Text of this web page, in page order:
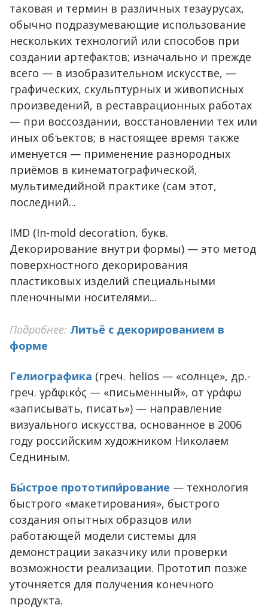
таковая и термин в различных тезаурусах,
обычно подразумевающие использование
нескольких технологий или способов при
создании артефактов; изначально и прежде
всего — в изобразительном искусстве, —
графических, скульптурных и живописных
произведений, в реставрационных работах
— при воссоздании, восстановлении тех или
иных объектов; в настоящее время также
именуется — применение разнородных
приёмов в кинематографической,
мультимедийной практике (сам этот,
последний...
IMD (In-mold decoration, букв.
Декорирование внутри формы) — это метод
поверхностного декорирования
пластиковых изделий специальными
пленочными носителями...
Подробнее: Литьё с декорированием в
форме
Гелиографика (греч. helios — «солнце», др.-
греч. γρᾰφικός — «письменный», от γράφω
«записывать, писать») — направление
визуального искусства, основанное в 2006
году российским художником Николаем
Седниным.
Бы́строе прототипи́рование — технология
быстрого «макетирования», быстрого
создания опытных образцов или
работающей модели системы для
демонстрации заказчику или проверки
возможности реализации. Прототип позже
уточняется для получения конечного
продукта.